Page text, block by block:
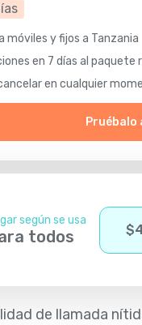
móviles y fijos a Tanzania
en 7 días al paquete
en cualquier
Pruébalo
según se usa
todos $4
de llamada